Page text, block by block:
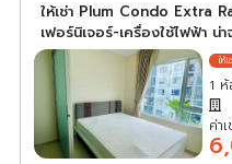
ให้เช่า Plum Condo Extra
เฟอร์นิเจอร์-เครื่องใช้ไฟฟ้า น่
1
ค่า